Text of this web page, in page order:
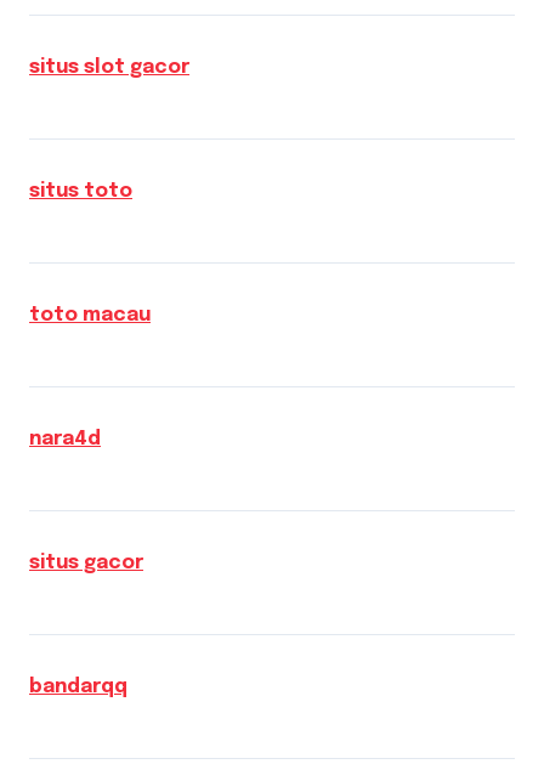
situs slot gacor
situs toto
toto macau
nara4d
situs gacor
bandarqq